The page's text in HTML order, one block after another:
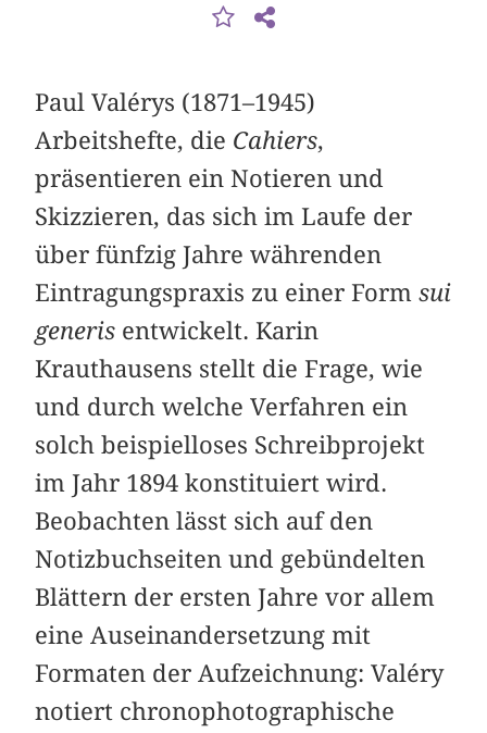
Paul Valérys (1871–1945)
Arbeitshefte, die Cahiers,
präsentieren ein Notieren und
Skizzieren, das sich im Laufe der
über fünfzig Jahre währenden
Eintragungspraxis zu einer Formsui
generis entwickelt. Karin
Krauthausens stellt die Frage, wie
und durch welche Verfahren ein
solch beispielloses Schreibprojekt
im Jahr 1894 konstituiert wird.
Beobachten lässt sich auf den
Notizbuchseiten und gebündelten
Blättern der ersten Jahre vor allem
eine Auseinandersetzung mit
Formaten der Aufzeichnung: Valéry
notiert chronophotographische